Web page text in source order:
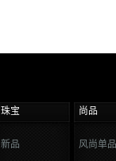
珠宝 尚品
新品 风尚单品